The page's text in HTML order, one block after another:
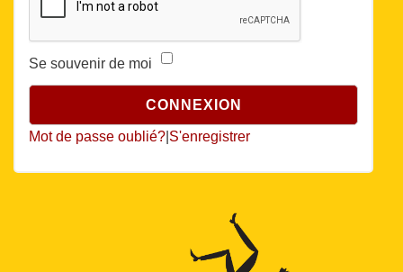
Se souvenir de moi
Mot de passe oublié? S'enregistrer